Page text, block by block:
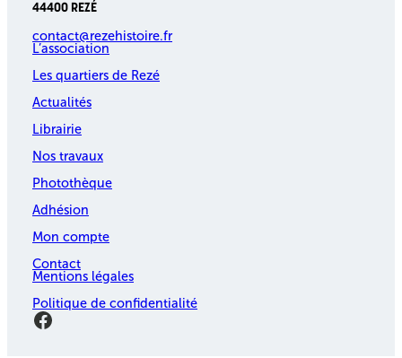
44400 REZÉ
contact@rezehistoire.fr
L’association
Les quartiers de Rezé
Actualités
Librairie
Nos travaux
Photothèque
Adhésion
Mon compte
Contact
Mentions légales
Politique de confidentialité
Facebook